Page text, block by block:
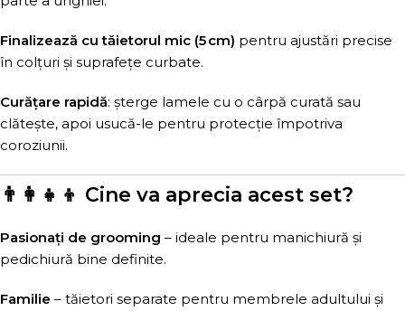
Finalizează cu tăietorul mic (5 cm) pentru ajustări precise
în colțuri și suprafețe curbate.
Curățare rapidă: șterge lamele cu o cârpă curată sau
clătește, apoi usucă-le pentru protecție împotriva
coroziunii.
👨‍👩‍👧‍👦 Cine va aprecia acest set?
Pasionați de grooming – ideale pentru manichiură și
pedichiură bine definite.
Familie – tăietori separate pentru membrele adultului și